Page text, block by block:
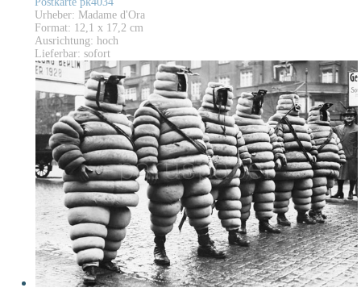
Urheber: Madame d'Ora
Format: 12,1 x 17,2 cm
Ausrichtung: hoch
Lieferbar: sofort